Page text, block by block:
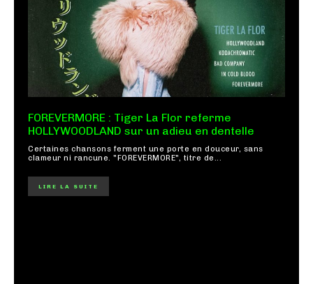
FOREVERMORE : Tiger La Flor referme
HOLLYWOODLAND sur un adieu en dentelle
Certaines chansons ferment une porte en douceur, sans
clameur ni rancune. "FOREVERMORE", titre de...
LIRE LA SUITE